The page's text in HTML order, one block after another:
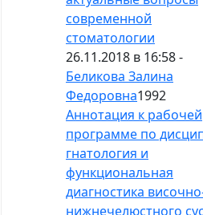
современной
стоматологии
26.11.2018 в 16:58 -
Беликова Залина
Федоровна1992
Аннотация к рабочей
программе по
гнатология и
функциональная
диагностика
нижнечелюстного